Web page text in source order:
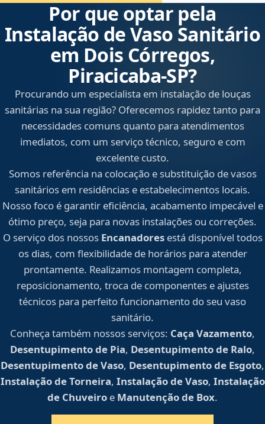
Por que optar pela
Instalação de Vaso Sanitário
em Dois Córregos,
Piracicaba‑SP?
Procurando um especialista em instalação de louças
sanitárias na sua região? Oferecemos rapidez tanto para
necessidades comuns quanto para atendimentos
imediatos, com um serviço técnico, seguro e com
excelente custo.
Somos referência na colocação e substituição de vasos
sanitários em residências e estabelecimentos locais.
Nosso foco é garantir eficiência, acabamento impecável e
ótimo preço, seja para novas instalações ou correções.
O serviço dos nossos Encanadoresestá disponível todos
os dias, com flexibilidade de horários para atender
prontamente. Realizamos montagem completa,
reposicionamento, troca de componentes e ajustes
técnicos para perfeito funcionamento do seu vaso
sanitário.
Conheça também nossos serviços: Caça Vazamento,
Desentupimento de Pia, Desentupimento de Ralo,
Desentupimento de Vaso, Desentupimento de Esgoto,
Instalação de Torneira, Instalação de Vaso, Instalação
de Chuveiro e Manutenção de Box.